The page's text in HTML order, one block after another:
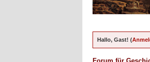
Hallo, Gast! (